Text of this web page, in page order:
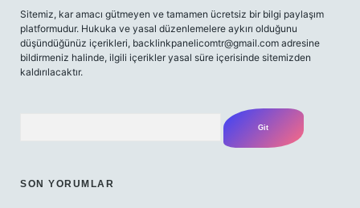
Sitemiz, kar amacı gütmeyen ve tamamen ücretsiz bir bilgi paylaşım
platformudur. Hukuka ve yasal düzenlemelere aykırı olduğunu
düşündüğünüz içerikleri, backlinkpanelicomtr@gmail.com adresine
bildirmeniz halinde, ilgili içerikler yasal süre içerisinde sitemizden
kaldırılacaktır.
SON YORUMLAR